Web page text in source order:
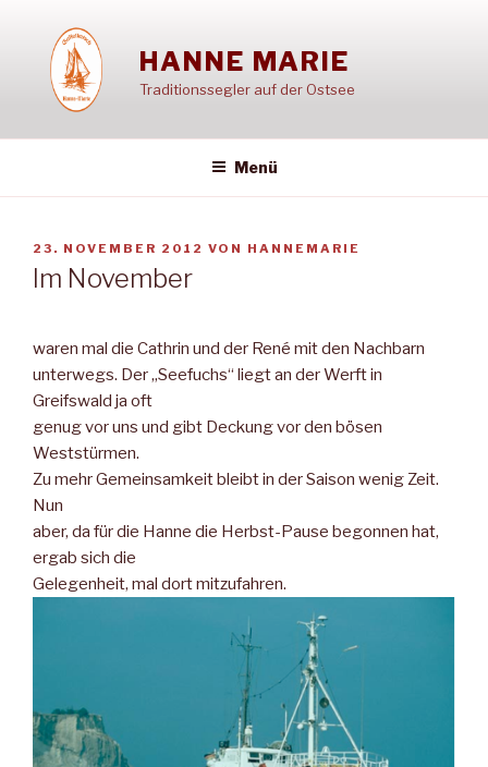
springen
HANNE MARIE
Traditionssegler auf der Ostsee
Menü
VERÖFFENTLICHT
AM
23. NOVEMBER 2012 VON HANNEMARIE
Im November
waren mal die Cathrin und der René mit den Nachbarn
unterwegs. Der „Seefuchs“ liegt an der Werft in
Greifswald ja oft
genug vor uns und gibt Deckung vor den bösen
Weststürmen.
Zu mehr Gemeinsamkeit bleibt in der Saison wenig Zeit.
Nun
aber, da für die Hanne die Herbst-Pause begonnen hat,
ergab sich die
Gelegenheit, mal dort mitzufahren.